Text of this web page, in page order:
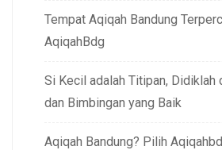
Tempat Aqiqah Bandung
AqiqahBdg
Si Kecil adalah Titipan, Didiklah
dan Bimbingan yang Baik
Aqiqah Bandung? Pilih